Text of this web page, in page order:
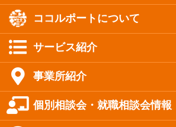
ココルポートについて
サービス紹介
事業所紹介
個別相談会・就職相談会情報